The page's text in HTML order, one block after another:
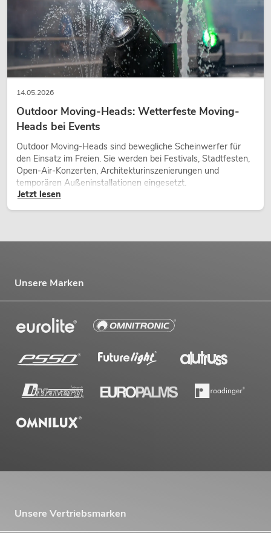
14.05.2026
Outdoor Moving-Heads: Wetterfeste Moving-
Heads bei Events
Outdoor Moving-Heads sind bewegliche Scheinwerfer für
den Einsatz im Freien. Sie werden bei Festivals, Stadtfesten,
Open-Air-Konzerten, Architekturinszenierungen und
temporären Außeninstallationen eingesetzt.
Jetzt lesen
Unsere Marken
Unsere Vertriebsmarken